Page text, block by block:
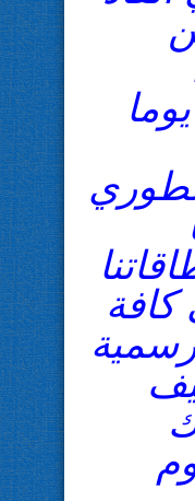
277 يوما
كافة